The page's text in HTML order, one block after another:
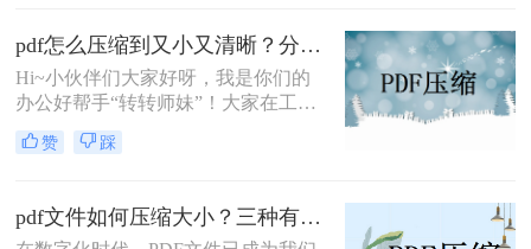
文件，一起来看一下吧。
pdf怎么压缩到又小又清晰？分享三个好用的压缩方法！
Hi~小伙伴们大家好呀，我是你们的
办公好帮手“转转师妹”！大家在工作
中是否有萌生出这种想法：怎么在压
缩PDF文件的同时，还能确保其内容
性以及兼容性，受到了许多职场人士
的喜爱，因此使用频率也非常高；
赞 踩
pdf文件如何压缩大小？三种有效方法让你的PDF文件轻盈如燕！